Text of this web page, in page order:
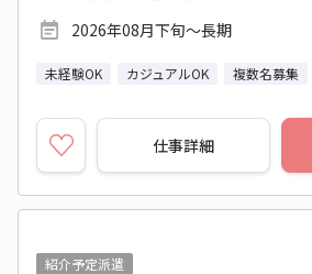
2026年08月下旬～長期
未経験OK カジュアルOK 複数名募集
仕事詳細
紹介予定派遣